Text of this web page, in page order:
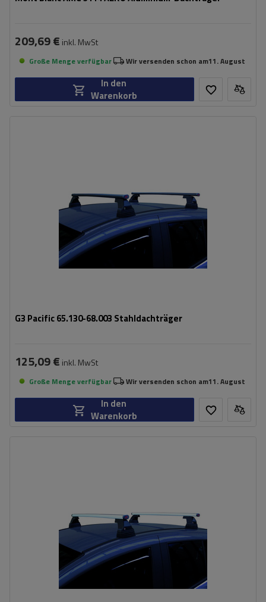
209,69 € inkl. MwSt
Große Menge verfügbar Wir versenden schon am11. August
In den
Warenkorb
G3 Pacific 65.130-68.003 Stahldachträger
125,09 € inkl. MwSt
Große Menge verfügbar Wir versenden schon am11. August
In den
Warenkorb